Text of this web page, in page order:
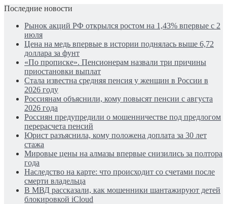
Последние новости
Рынок акций РФ открылся ростом на 1,43% впервые с 2
июля
Цена на медь впервые в истории поднялась выше 6,72
доллара за фунт
«По прописке». Пенсионерам назвали три причины
приостановки выплат
Стала известна средняя пенсия у женщин в России в
2026 году
Россиянам объяснили, кому повысят пенсии с августа
2026 года
Россиян предупредили о мошенничестве под предлогом
перерасчета пенсий
Юрист разъяснила, кому положена доплата за 30 лет
стажа
Мировые цены на алмазы впервые снизились за полтора
года
Наследство на карте: что происходит со счетами после
смерти владельца
В МВД рассказали, как мошенники шантажируют детей
блокировкой iCloud